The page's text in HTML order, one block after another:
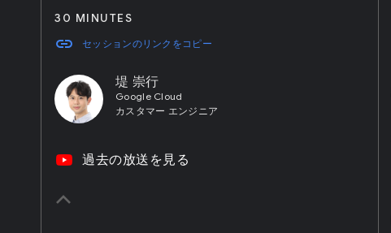
30 MINUTES
link セッションのリンクをコピー
堤 崇行
Google Cloud
カスタマー エンジニア
video_youtube 過去の放送を見る
keyboard_arrow_up